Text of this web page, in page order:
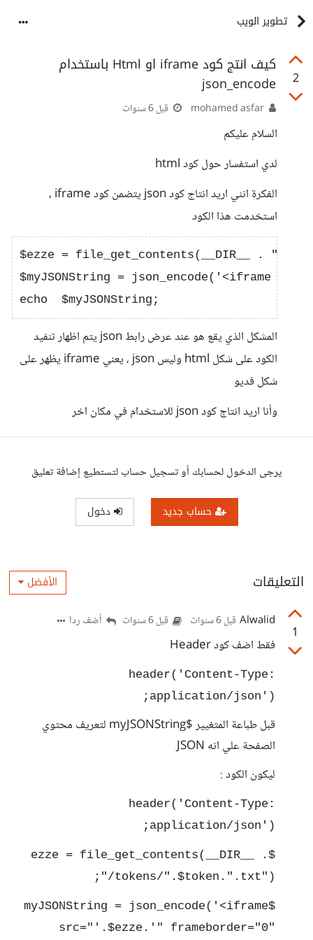
تطوير الويب
2
كيف انتج كود iframe او Html باستخدام
json_encode
قبل 6 سنوات
السلام عليكم
لدي استفسار حول كود html
الفكرة انني اريد انتاج كود json يتضمن كود iframe ،
استخدمت هذا الكود
$ezze = file_get_contents(__DIR__ . "/
$myJSONString = json_encode('<iframe
المشكل الذي يقع هو عند عرض رابط json يتم اظهار تنفيد
الكود على شكل html وليس json ، يعني iframe يظهر على
شكل فديو
وأنا اريد انتاج كود json للاستخدام في مكان اخر
يرجى الدخول لحسابك أو تسجيل حساب لتستطيع إضافة تعليق
حساب جديد دخول
التعليقات الأفضل
1
Alwalid قبل 6 سنوات قبل 6 سنوات أضف ردا
فقط اضف كود Header
header('Content-Type:
application/json');
قبل طباعة المتغيير $myJSONString لتعريف محتوي
الصفحة علي انه JSON
ليكون الكود :
header('Content-Type:
application/json');
$ezze = file_get_contents(__DIR__ .
"/tokens/".$token.".txt");
$myJSONString = json_encode('<iframe
src="'.$ezze.'" frameborder="0"